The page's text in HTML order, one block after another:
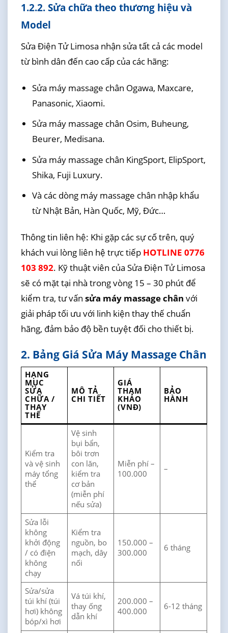
1.2.2. Sửa chữa theo thương hiệu và
Model
Sửa Điện Tử Limosa nhận sửa tất cả các model
từ bình dân đến cao cấp của các hãng:
Sửa máy massage chân Ogawa, Maxcare,
Panasonic, Xiaomi.
Sửa máy massage chân Osim, Buheung,
Beurer, Medisana.
Sửa máy massage chân KingSport, ElipSport,
Shika, Fuji Luxury.
Và các dòng máy massage chân nhập khẩu
từ Nhật Bản, Hàn Quốc, Mỹ, Đức…
Thông tin liên hệ: Khi gặp các sự cố trên, quý
khách vui lòng liên hệ trực tiếp HOTLINE 0776
103 892. Kỹ thuật viên của Sửa Điện Tử Limosa
sẽ có mặt tại nhà trong vòng 15 – 30 phút để
kiểm tra, tư vấn sửa máy massage chân với
giải pháp tối ưu với linh kiện thay thế chuẩn
hãng, đảm bảo độ bền tuyệt đối cho thiết bị.
2. Bảng Giá Sửa Máy Massage Chân
HẠNG
MỤC
SỬA
CHỮA /
THAY
THẾ
MÔ TẢ
CHI TIẾT
GIÁ
THAM
KHẢO
(VNĐ)
BẢO
HÀNH
Kiểm tra
và vệ sinh
máy tổng
thể
Vệ sinh
bụi bẩn,
bôi trơn
con lăn,
kiểm tra
cơ bản
(miễn phí
nếu sửa)
Miễn phí –
100.000
–
Sửa lỗi
không
khởi động
/ có điện
không
chạy
Kiểm tra
nguồn, bo
mạch, dây
nối
150.000 –
300.000
6 tháng
Sửa/sửa
túi khí (túi
hơi) không
bóp/xì hơi
Vá túi khí,
thay ống
dẫn khí
200.000 –
400.000
6-12 tháng